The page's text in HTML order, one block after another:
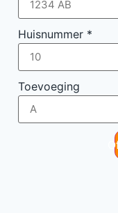
Huisnummer *
Toevoeging